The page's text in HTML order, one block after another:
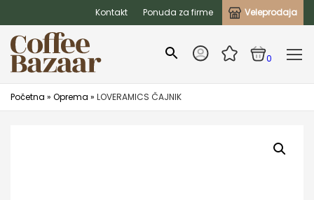
Kontakt Ponuda za firme Veleprodaja
0
Početna » Oprema » LOVERAMICS ČAJNIK